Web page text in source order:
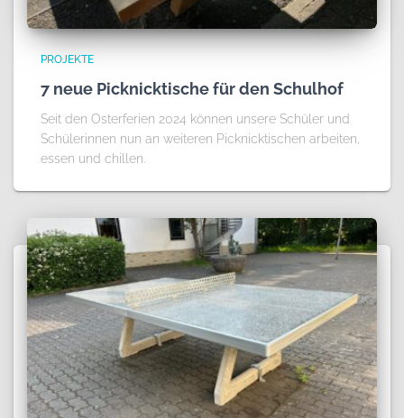
PROJEKTE
7 neue Picknicktische für den Schulhof
Seit den Osterferien 2024 können unsere Schüler und
Schülerinnen nun an weiteren Picknicktischen arbeiten,
essen und chillen.